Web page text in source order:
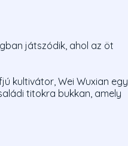
játszódik, ahol az öt
kultivátor, Wei Wuxian egy
titokra bukkan, amely